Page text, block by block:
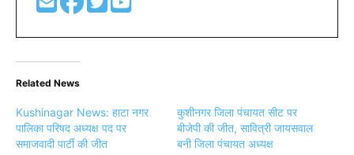
Related News
Kushinagar News: हाटा नगर
पालिका परिषद अध्यक्ष पद पर
समाजवादी पार्टी की जीत
कुशीनगर जिला पंचायत सीट पर
बीजेपी की जीत, सावित्री जायसवाल
बनी जिला पंचायत अध्यक्ष